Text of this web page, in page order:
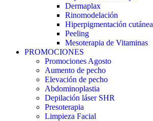
Dermaplax
Rinomodelación
Hiperpigmentación cutánea
Peeling
Mesoterapia de Vitaminas
PROMOCIONES
Promociones Agosto
Aumento de pecho
Elevación de pecho
Abdominoplastia
Depilación láser SHR
Presoterapia
Limpieza Facial